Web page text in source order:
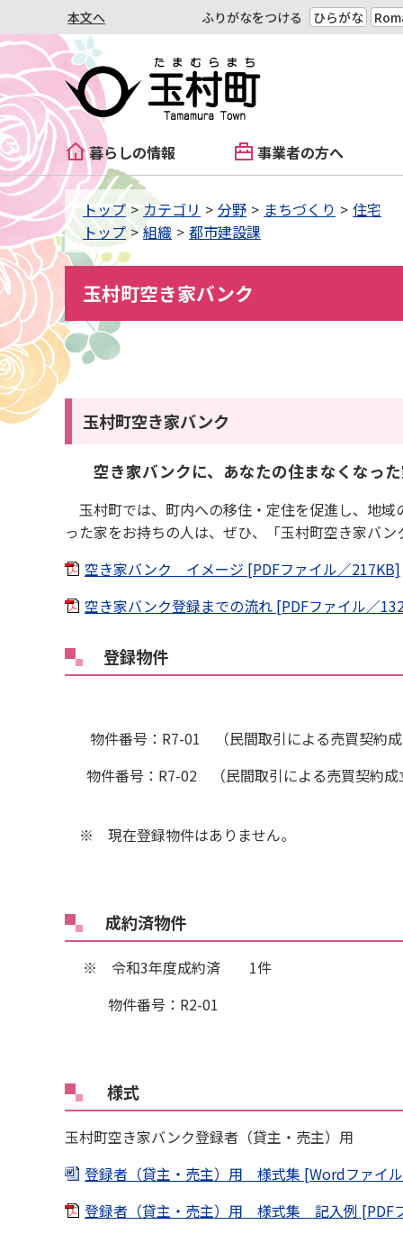
本文へ ふりがなをつける ひらがな
暮らしの情報 事業者の方へ
トップ カテゴリ 分野 まちづくり
住宅
トップ
組織 都市建設課
玉村町空き家バンク
玉村町空き家バンク
空き家バンクに、あなたの住まなくなっ
玉村町では、町内への移住・定住を促進し、地
った家をお持ちの人は、ぜひ、「玉村町空き家バン
空き家バンク イメージ [PDFファイル／217KB]
空き家バンク登録までの流れ [PDFファイル／
登録物件
物件番号：R7-01 （民間取引による売買契約成
物件番号：R7-02 （民間取引による売買契約成
※ 現在登録物件はありません。
成約済物件
※ 令和3年度成約済 1件
物件番号：R2-01
様式
玉村町空き家バンク登録者（貸主・売主）用
登録者（貸主・売主）用 様式集 [Wordファイ
登録者（貸主・売主）用 様式集 記入例 [PDF